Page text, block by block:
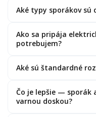
Aké typy sporákov sú
Ako sa pripája
potrebujem?
Aké sú štandardné
Čo je lepšie — sporák
varnou doskou?